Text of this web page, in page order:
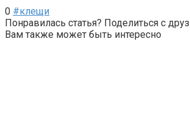
0 #клещи
Понравилась статья? Поделиться с
Вам также может быть интересно